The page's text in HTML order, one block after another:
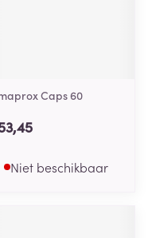
Caps 60
Niet beschikbaar